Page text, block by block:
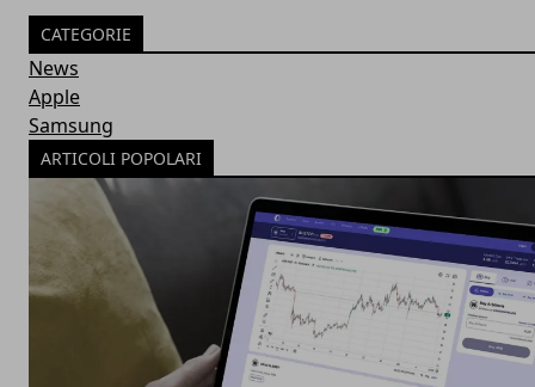
CATEGORIE
News
Apple
Samsung
ARTICOLI POPOLARI